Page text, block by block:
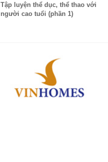
Tập luyện thể dục, thể thao với
người cao tuổi (phần 1)